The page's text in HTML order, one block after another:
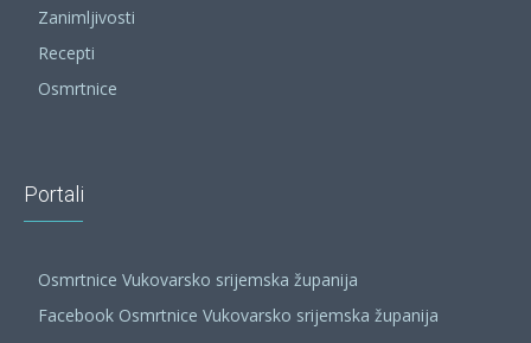
Zanimljivosti
Recepti
Osmrtnice
Portali
Osmrtnice Vukovarsko srijemska županija
Facebook Osmrtnice Vukovarsko srijemska županija